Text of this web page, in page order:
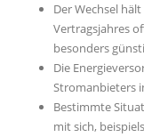
Der Wechsel
Vertragsjahres
besonders
Die
Stromanbieters
Bestimmte
mit sich,